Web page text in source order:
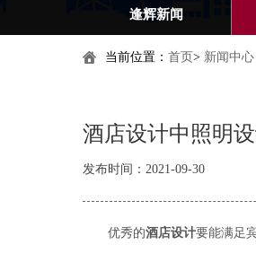
逢辉新闻
当前位置： 首页 > 新闻中心
酒店设计中照明
发布时间：2021-09-30
优秀的酒店设计要能满足